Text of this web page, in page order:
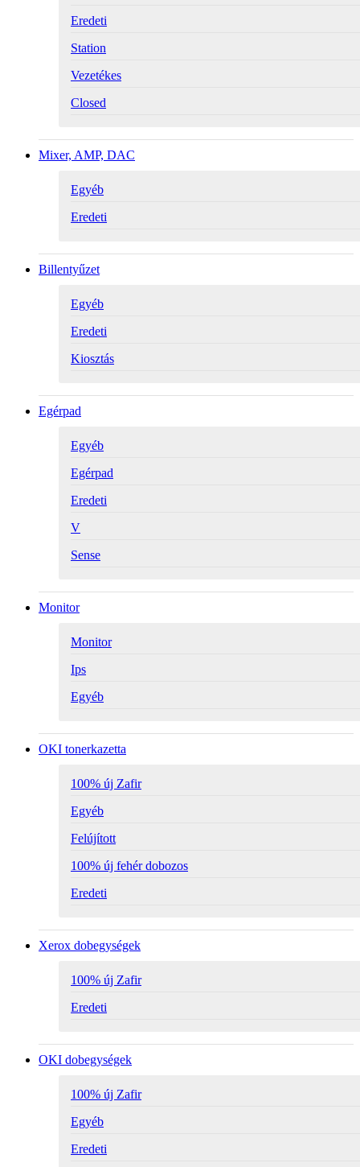
Eredeti
Station
Vezetékes
Closed
Mixer, AMP, DAC
Egyéb
Eredeti
Billentyűzet
Egyéb
Eredeti
Kiosztás
Egérpad
Egyéb
Egérpad
Eredeti
V
Sense
Monitor
Monitor
Ips
Egyéb
OKI tonerkazetta
100% új Zafir
Egyéb
Felújított
100% új fehér dobozos
Eredeti
Xerox dobegységek
100% új Zafir
Eredeti
OKI dobegységek
100% új Zafir
Egyéb
Eredeti